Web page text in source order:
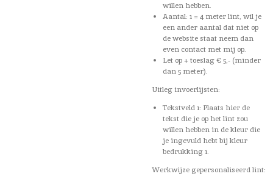
willen hebben.
Aantal: 1 = 4 meter lint, wil je
een ander aantal dat niet op
de website staat neem dan
even contact met mij op.
Let op + toeslag € 5,- (minder
dan 5 meter).
Uitleg invoerlijsten:
Tekstveld 1: Plaats hier de
tekst die je op het lint zou
willen hebben in de kleur die
je ingevuld hebt bij kleur
bedrukking 1.
Werkwijze gepersonaliseerd lint: